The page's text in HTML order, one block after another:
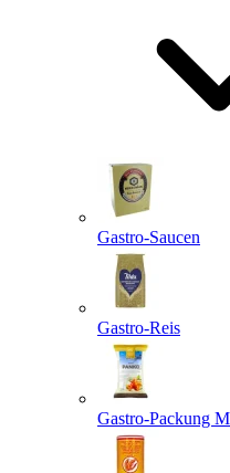
Gastro-Saucen
Gastro-Reis
Gastro-Packung